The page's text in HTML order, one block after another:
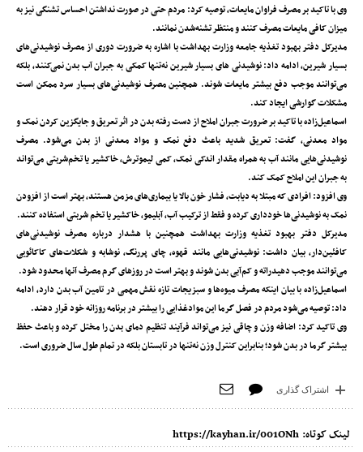
وی با تاکید بر مصرف فراوان مایعات، توصیه کرد: مردم حتی در صورت نداشتن احساس تشنگی نیز به
میزان کافی مایعات مصرف کنند و منتظر تشنه‌شدن نمانند.
مدیرکل دفتر بهبود تغذیه جامعه وزارت بهداشت با اشاره به ضرورت دوری از مصرف نوشیدنی‌های
بسیار شیرین، ادامه داد: نوشیدنی های بسیار شیرین نه‌تنها کمکی به جبران آب بدن نمی‌کنند، بلکه
می‌توانند موجب دفع بیشتر مایعات شوند. همچنین مصرف نوشیدنی‌های بسیار سرد ممکن است
مشکلات گوارشی ایجاد کند.
اسماعیل‌زاده با تاکید بر ضرورت جبران املاح از دست رفته بدن در اثر تعریق و جایگزین کردن نمک و
مواد معدنی، گفت: تعریق شدید باعث دفع نمک و مواد معدنی از بدن می‌شود. مصرف
نوشیدنی‌هایی مانند آب به همراه مقدار اندکی نمک، کمی لیموترش، خاکشیر یا تخم‌شربتی می‌تواند
به جبران این املاح کمک کند.
وی افزود: افرادی که مبتلا به دیابت، فشار خون بالا یا بیماری‌های مزمن هستند، بهتر است از افزودن
نمک به نوشیدنی‌ها خودداری کرده و فقط از ترکیب آب، آبلیمو، خاکشیر یا تخم شربتی استفاده کنند.
مدیرکل دفتر بهبود تغذیه وزارت بهداشت همچنین با هشدار درباره مصرف نوشیدنی‌های
کافئین‌دار، بیان داشت: نوشیدنی‌هایی مانند قهوه، چای پررنگ، نوشابه و شکلات‌های کاکائویی
می‌توانند موجب دهیدراته و کم‌آبی بدن شوند و بهتر است در روزهای گرم مصرف آنها محدود شود.
اسماعیل‌زاده با بیان اینکه مصرف میوه‌ها و سبزیجات تازه نقش مهمی در تامین آب بدن دارد، ادامه
داد: توصیه می‌شود مردم در فصل گرما این موادغذایی را بیشتر در برنامه روزانه خود قرار دهند.
وی تاکید کرد: اضافه وزن و چاقی نیز می‌تواند فرآیند تنظیم دمای بدن را مختل کرده و باعث حفظ
بیشتر گرما در بدن شود؛ بنابراین کنترل وزن نه‌تنها در تابستان بلکه در تمام طول سال ضروری است.
اشتراک گذاری
لینک کوتاه: https://kayhan.ir/001ONh